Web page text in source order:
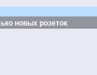
новых розеток